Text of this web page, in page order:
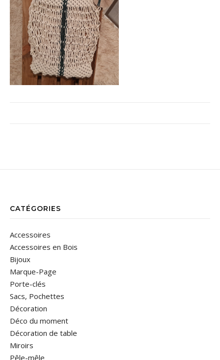
CATÉGORIES
Accessoires
Accessoires en Bois
Bijoux
Marque-Page
Porte-clés
Sacs, Pochettes
Décoration
Déco du moment
Décoration de table
Miroirs
Pêle-mêle